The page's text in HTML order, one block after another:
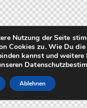
Nutzung der Seite
Cookies zu. Wie Du
kannst und weitere
Ablehnen